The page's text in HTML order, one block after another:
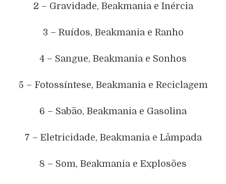
2 – Gravidade, Beakmania e Inércia
3 – Ruídos, Beakmania e Ranho
4 – Sangue, Beakmania e Sonhos
5 – Fotossíntese, Beakmania e Reciclagem
6 – Sabão, Beakmania e Gasolina
7 – Eletricidade, Beakmania e Lâmpada
8 – Som, Beakmania e Explosões